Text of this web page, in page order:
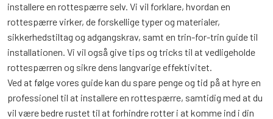
installere en rottespærre selv. Vi vil forklare, hvordan en
rottespærre virker, de forskellige typer og materialer,
sikkerhedstiltag og adgangskrav, samt en trin-for-trin guide til
installationen. Vi vil også give tips og tricks til at vedligeholde
rottespærren og sikre dens langvarige effektivitet.
Ved at følge vores guide kan du spare penge og tid på at hyre en
professionel til at installere en rottespærre, samtidig med at du
vil være bedre rustet til at forhindre rotter i at komme ind i din